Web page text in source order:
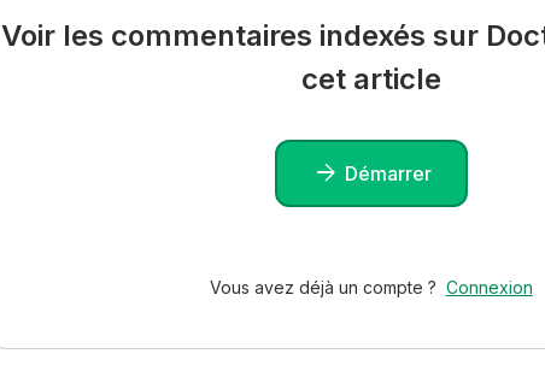
Voir les commentaires indexés sur
cet article
Démarrer
Vous avez déjà un compte ? Connexion